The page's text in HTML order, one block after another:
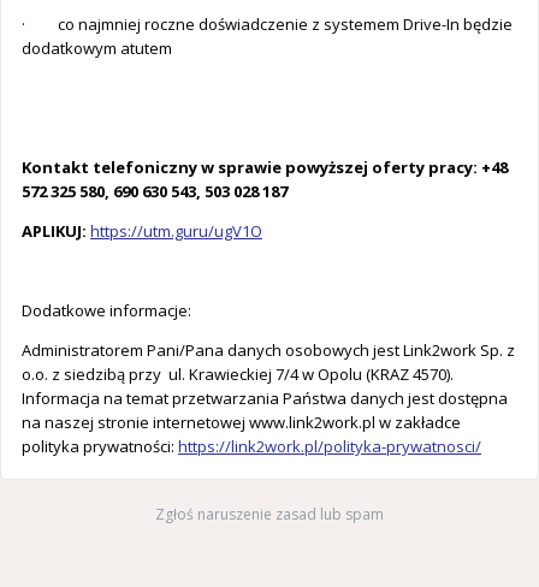
· co najmniej roczne doświadczenie z systemem Drive-In będzie
dodatkowym atutem
Kontakt telefoniczny w sprawie powyższej oferty pracy: +48
572 325 580, 690 630 543, 503 028 187
APLIKUJ: https://utm.guru/ugV1O
Dodatkowe informacje:
Administratorem Pani/Pana danych osobowych jest Link2work Sp. z
o.o. z siedzibą przy ul. Krawieckiej 7/4 w Opolu (KRAZ 4570).
Informacja na temat przetwarzania Państwa danych jest dostępna
na naszej stronie internetowej www.link2work.pl w zakładce
polityka prywatności: https://link2work.pl/polityka-prywatnosci/
Zgłoś naruszenie zasad lub spam